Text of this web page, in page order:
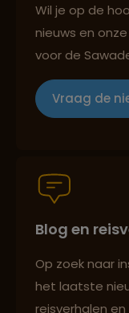
Best
Reizen
Wil je op de
nieuws en
voor de
Vraag de
Blog en
Op zoek naar
het laatste
reisverhalen